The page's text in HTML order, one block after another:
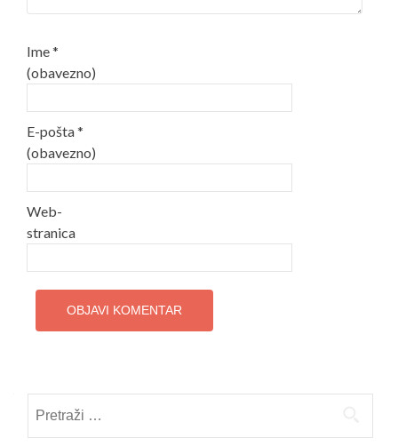
Ime*
(obavezno)
E-pošta*
(obavezno)
Web-
stranica